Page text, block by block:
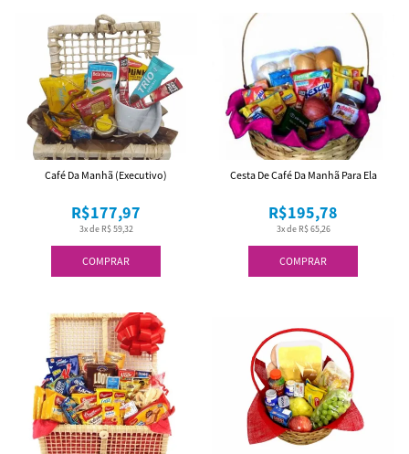
COMPRAR
3x de R$ 59,32
R$177,97
Café Da Manhã (Executivo)
COMPRAR
3x de R$ 65,26
R$195,78
Cesta De Café Da Manhã Para Ela